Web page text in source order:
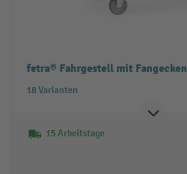
fetra® Fahrgestell mit Fangecken
18 Varianten
15 Arbeitstage